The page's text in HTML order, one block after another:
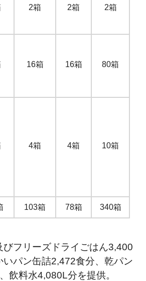
2箱 2箱 2箱
16箱 16箱 80箱
4箱 4箱 10箱
103箱 78箱 340箱
びフリーズドライごはん3,400
いパン缶詰2,472食分、乾パン
飲料水4,080L分を提供。